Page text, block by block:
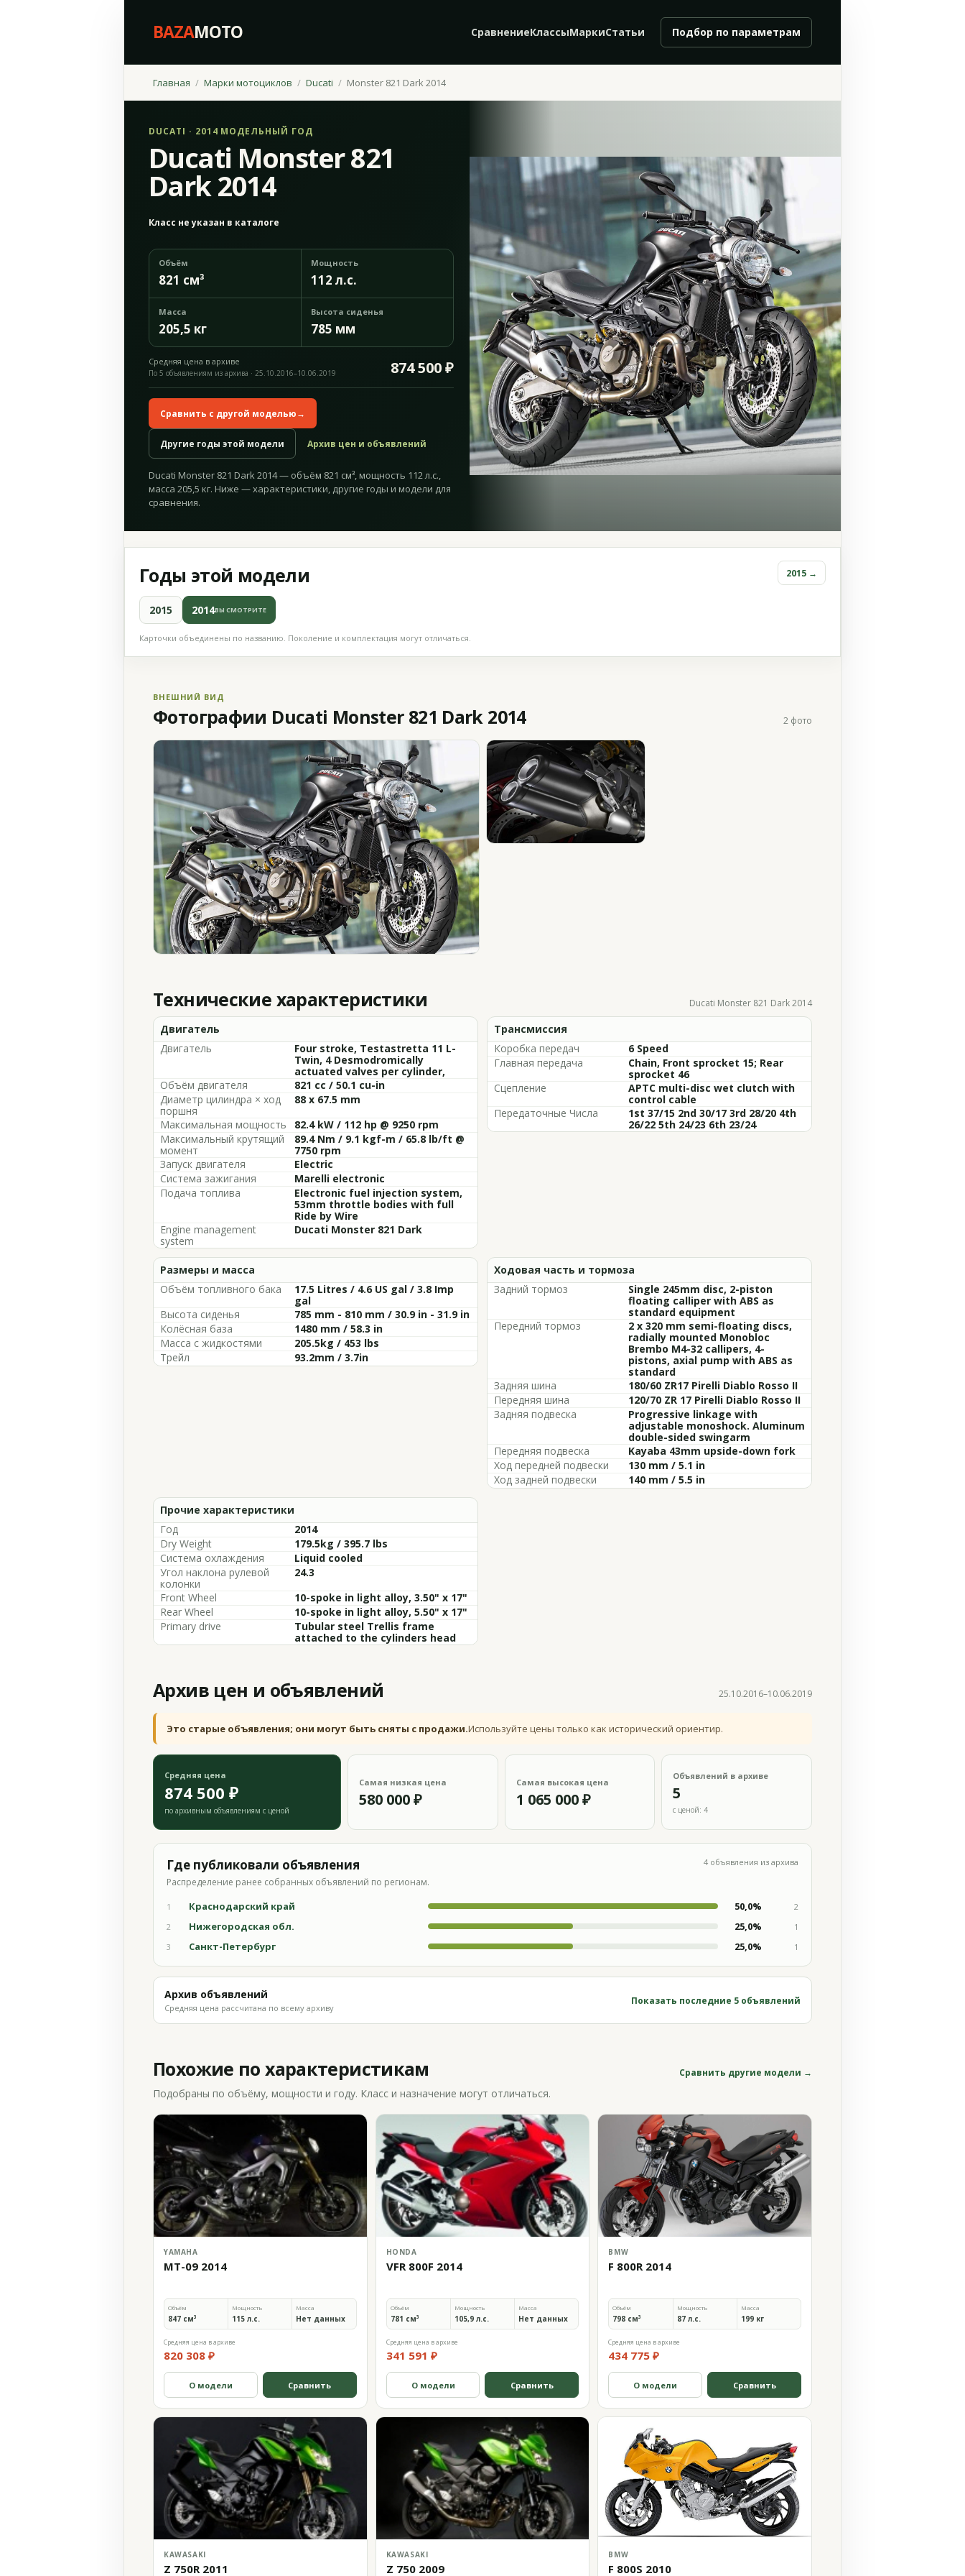
BAZAMOTO СравнениеКлассыМаркиСтатьи Подбор по параметрам
Главная Марки мотоциклов Ducati Monster 821 Dark 2014
DUCATI · 2014 МОДЕЛЬНЫЙ ГОД
Ducati Monster 821
Dark 2014
Класс не указан в каталоге
Объём
821 см³
Мощность
112 л.с.
Масса
205,5 кг
Высота сиденья
785 мм
Средняя цена в архиве 874 500 ₽
По 5 объявлениям из архива · 25.10.2016–10.06.2019
Сравнить с другой моделью→
Другие годы этой модели Архив цен и объявлений
Ducati Monster 821 Dark 2014 — объём 821 см³, мощность 112 л.с.,
масса 205,5 кг. Ниже — характеристики, другие годы и модели для
сравнения.
Годы этой модели 2015 →
2015 2014ВЫ СМОТРИТЕ
Карточки объединены по названию. Поколение и комплектация могут отличаться.
ВНЕШНИЙ ВИД
Фотографии Ducati Monster 821 Dark 2014 2 фото
Технические характеристики Ducati Monster 821 Dark 2014
Двигатель
Двигатель
Four stroke, Testastretta 11 L-
Twin, 4 Desmodromically
actuated valves per cylinder,
Объём двигателя
821 cc / 50.1 cu-in
Диаметр цилиндра × ход
поршня
88 x 67.5 mm
Максимальная мощность
82.4 kW / 112 hp @ 9250 rpm
Максимальный крутящий
момент
89.4 Nm / 9.1 kgf-m / 65.8 lb/ft @
7750 rpm
Запуск двигателя
Electric
Система зажигания
Marelli electronic
Подача топлива
Electronic fuel injection system,
53mm throttle bodies with full
Ride by Wire
Engine management
system
Ducati Monster 821 Dark
Трансмиссия
Коробка передач
6 Speed
Главная передача
Chain, Front sprocket 15; Rear
sprocket 46
Сцепление
APTC multi-disc wet clutch with
control cable
Передаточные Числа
1st 37/15 2nd 30/17 3rd 28/20 4th
26/22 5th 24/23 6th 23/24
Размеры и масса
Объём топливного бака
17.5 Litres / 4.6 US gal / 3.8 Imp
gal
Высота сиденья
785 mm - 810 mm / 30.9 in - 31.9 in
Колёсная база
1480 mm / 58.3 in
Масса с жидкостями
205.5kg / 453 lbs
Трейл
93.2mm / 3.7in
Ходовая часть и тормоза
Задний тормоз
Single 245mm disc, 2-piston
floating calliper with ABS as
standard equipment
Передний тормоз
2 x 320 mm semi-floating discs,
radially mounted Monobloc
Brembo M4-32 callipers, 4-
pistons, axial pump with ABS as
standard
Задняя шина
180/60 ZR17 Pirelli Diablo Rosso II
Передняя шина
120/70 ZR 17 Pirelli Diablo Rosso II
Задняя подвеска
Progressive linkage with
adjustable monoshock. Aluminum
double-sided swingarm
Передняя подвеска
Kayaba 43mm upside-down fork
Ход передней подвески
130 mm / 5.1 in
Ход задней подвески
140 mm / 5.5 in
Прочие характеристики
Год
2014
Dry Weight
179.5kg / 395.7 lbs
Система охлаждения
Liquid cooled
Угол наклона рулевой
колонки
24.3
Front Wheel
10-spoke in light alloy, 3.50" x 17"
Rear Wheel
10-spoke in light alloy, 5.50" x 17"
Primary drive
Tubular steel Trellis frame
attached to the cylinders head
Архив цен и объявлений 25.10.2016–10.06.2019
Это старые объявления; они могут быть сняты с продажи.Используйте цены только как исторический ориентир.
Средняя цена
874 500 ₽
по архивным объявлениям с ценой
Самая низкая цена
580 000 ₽
Самая высокая цена
1 065 000 ₽
Объявлений в архиве
5
с ценой: 4
Где публиковали объявления
Распределение ранее собранных объявлений по регионам.
4 объявления из архива
1 Краснодарский край 50,0%
2
2
Нижегородская обл. 25,0%
1
3
Санкт-Петербург 25,0% 1
Архив объявлений
Средняя цена рассчитана по всему архиву
Показать последние 5 объявлений
Похожие по характеристикам Сравнить другие модели →
Подобраны по объёму, мощности и году. Класс и назначение могут отличаться.
YAMAHA
MT-09 2014
Объём
847 см³
Мощность
115 л.с.
Масса
Нет данных
Средняя цена в архиве
820 308 ₽
О модели Сравнить
HONDA
VFR 800F 2014
Объём
781 см³
Мощность
105,9 л.с.
Масса
Нет данных
Средняя цена в архиве
341 591 ₽
О модели Сравнить
BMW
F 800R 2014
Объём
798 см³
Мощность
87 л.с.
Масса
199 кг
Средняя цена в архиве
434 775 ₽
О модели Сравнить
KAWASAKI
Z 750R 2011
KAWASAKI
Z 750 2009
BMW
F 800S 2010